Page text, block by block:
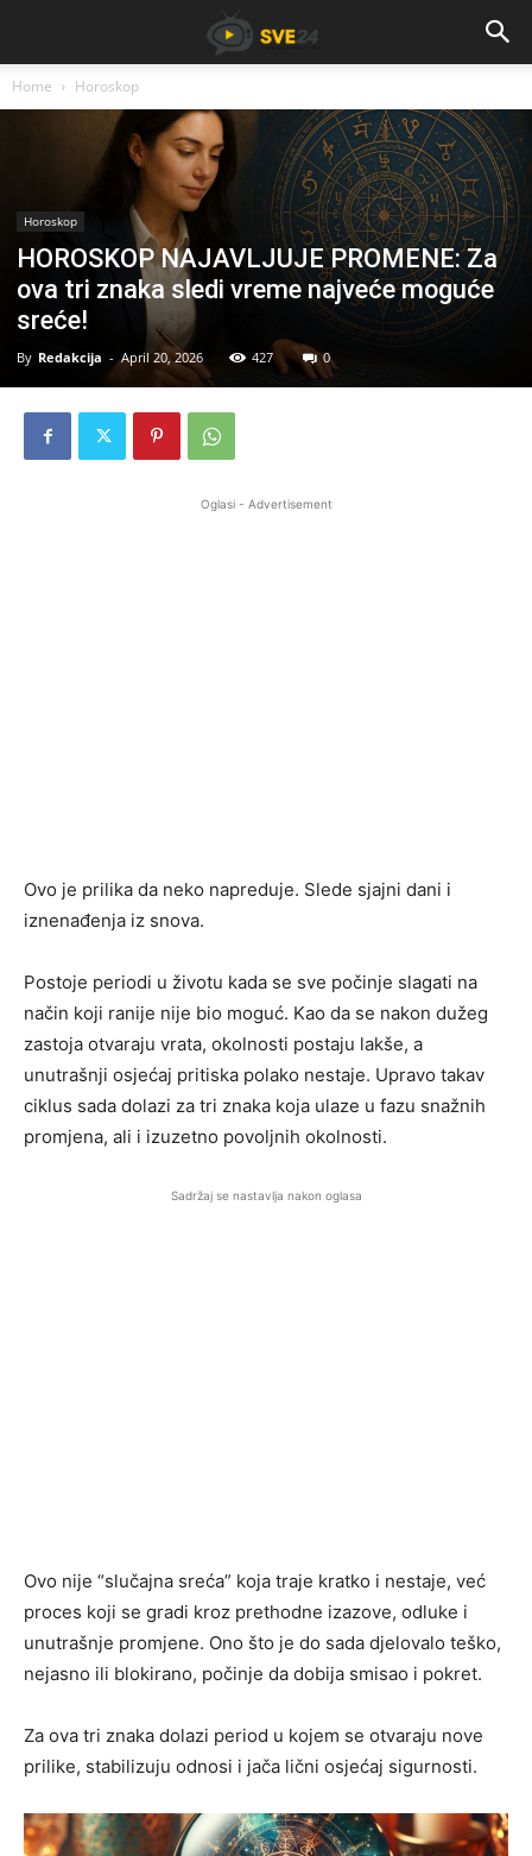
Home Horoskop
Horoskop
HOROSKOP NAJAVLJUJE PROMENE: Za
ova tri znaka sledi vreme najveće moguće
sreće!
By Redakcija - April 20, 2026 427 0
Oglasi - Advertisement
Ovo je prilika da neko napreduje. Slede sjajni dani i
iznenađenja iz snova.
Postoje periodi u životu kada se sve počinje slagati na
način koji ranije nije bio moguć. Kao da se nakon dužeg
zastoja otvaraju vrata, okolnosti postaju lakše, a
unutrašnji osjećaj pritiska polako nestaje. Upravo takav
ciklus sada dolazi za tri znaka koja ulaze u fazu snažnih
promjena, ali i izuzetno povoljnih okolnosti.
Sadržaj se nastavlja nakon oglasa
Ovo nije “slučajna sreća” koja traje kratko i nestaje, već
proces koji se gradi kroz prethodne izazove, odluke i
unutrašnje promjene. Ono što je do sada djelovalo teško,
nejasno ili blokirano, počinje da dobija smisao i pokret.
Za ova tri znaka dolazi period u kojem se otvaraju nove
prilike, stabilizuju odnosi i jača lični osjećaj sigurnosti.